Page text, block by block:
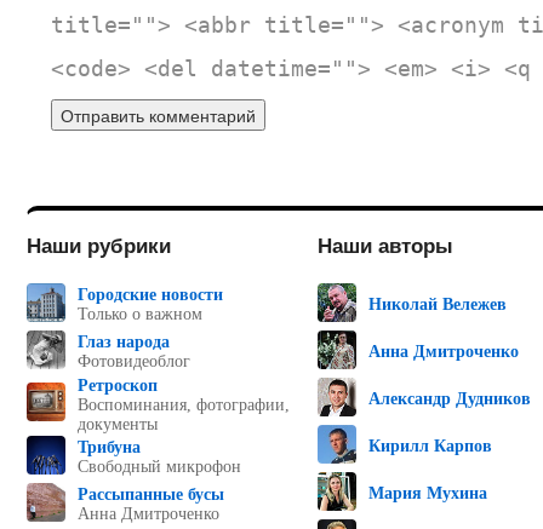
title=""> <abbr title=""> <acronym
<code> <del datetime=""> <em> <i>
Наши рубрики
Городские новости
Только о важном
Глаз народа
Фотовидеоблог
Ретроскоп
Воспоминания, фотографии,
документы
Трибуна
Свободный микрофон
Рассыпанные бусы
Анна Дмитроченко
Наши авторы
Николай Вележев
Анна Дмитроченко
Александр Дудников
Кирилл Карпов
Мария Мухина